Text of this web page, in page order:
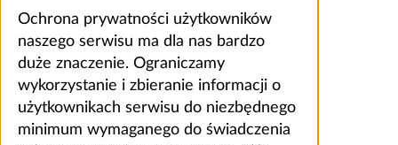
Ochrona prywatności użytkowników
naszego serwisu ma dla nas bardzo
duże znaczenie. Ograniczamy
wykorzystanie i zbieranie informacji o
użytkownikach serwisu do niezbędnego
minimum wymaganego do świadczenia